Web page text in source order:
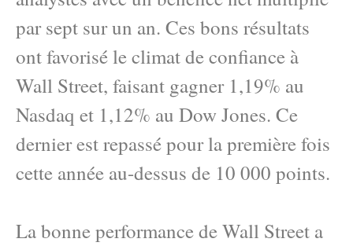
par sept sur un an. Ces bons résultats
ont favorisé le climat de confiance à
Wall Street, faisant gagner 1,19% au
Nasdaq et 1,12% au Dow Jones. Ce
dernier est repassé pour la première fois
cette année au-dessus de 10 000 points.
La bonne performance de Wall Street a